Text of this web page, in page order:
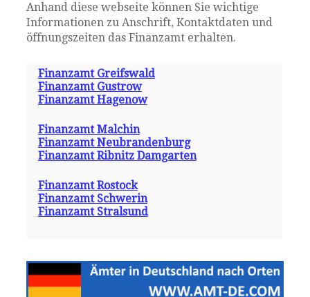
Anhand diese webseite können Sie wichtige
Informationen zu Anschrift, Kontaktdaten und
öffnungszeiten das Finanzamt erhalten.
Finanzamt Greifswald
Finanzamt Gustrow
Finanzamt Hagenow
Finanzamt Malchin
Finanzamt Neubrandenburg
Finanzamt Ribnitz Damgarten
Finanzamt Rostock
Finanzamt Schwerin
Finanzamt Stralsund